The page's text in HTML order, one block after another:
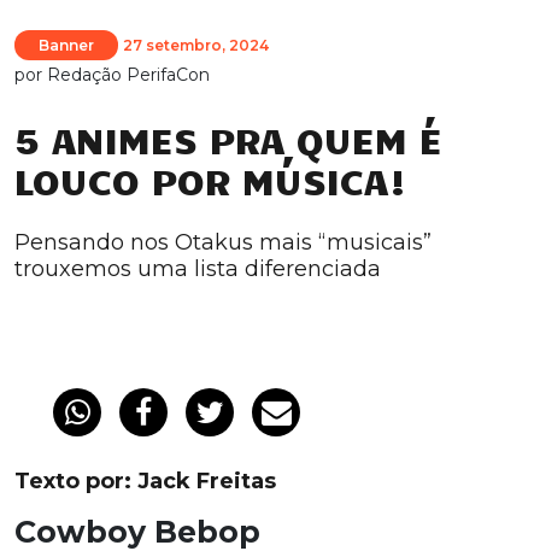
Banner 27 setembro, 2024
por Redação PerifaCon
5 ANIMES PRA QUEM É
LOUCO POR MÚSICA!
Pensando nos Otakus mais “musicais”
trouxemos uma lista diferenciada
Texto por: Jack Freitas
Cowboy Bebop